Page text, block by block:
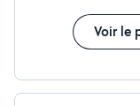
Voir le